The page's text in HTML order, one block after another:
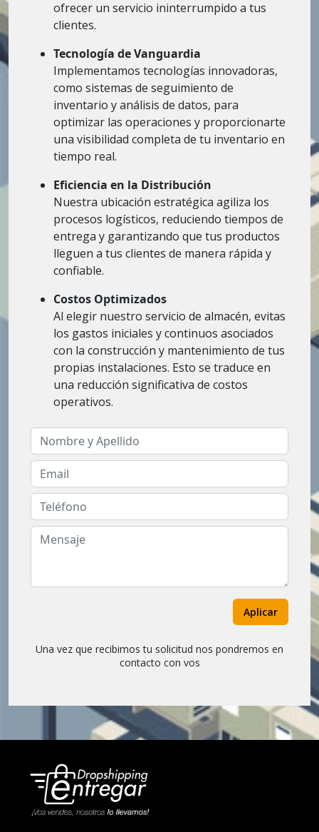
ofrecer un servicio ininterrumpido a tus
clientes.
Tecnología de Vanguardia
Implementamos tecnologías innovadoras,
como sistemas de seguimiento de
inventario y análisis de datos, para
optimizar las operaciones y proporcionarte
una visibilidad completa de tu inventario en
tiempo real.
Eficiencia en la Distribución
Nuestra ubicación estratégica agiliza los
procesos logísticos, reduciendo tiempos de
entrega y garantizando que tus productos
lleguen a tus clientes de manera rápida y
confiable.
Costos Optimizados
Al elegir nuestro servicio de almacén, evitas
los gastos iniciales y continuos asociados
con la construcción y mantenimiento de tus
propias instalaciones. Esto se traduce en
una reducción significativa de costos
operativos.
Aplicar
Una vez que recibimos tu solicitud nos pondremos en
contacto con vos